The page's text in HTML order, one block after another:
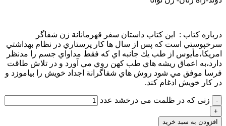
درباره كتاب : اين كتاب داستان سفر قهرمانانة زن شفاگر
سرخپوستي است كه پس از سال ها كار پرستاري در نظام بهداشتي
امريكا،مأيوس از طب يك جانبه اي كه فقط مداواي جسم را مدنظر
دارد،به اعماق ريشه هاي طب كهن روي مي آورد و در تلاش طاقت
فرسا موفق مي شود روش هاي شفاگرانة اجداد خويش را بياموزد و
در كار خويش ادغام كند.
زنی که در ظلمت می درخشد عدد
افزودن به سبد خرید